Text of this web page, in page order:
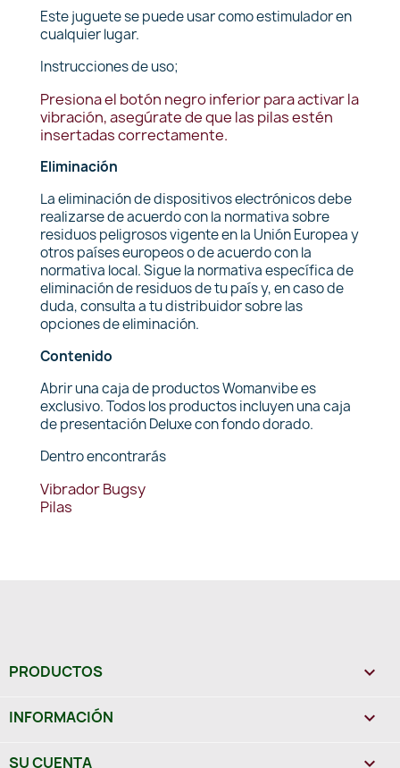
Este juguete se puede usar como estimulador en
cualquier lugar.
Instrucciones de uso;
Presiona el botón negro inferior para activar la
vibración, asegúrate de que las pilas estén
insertadas correctamente.
Eliminación
La eliminación de dispositivos electrónicos debe
realizarse de acuerdo con la normativa sobre
residuos peligrosos vigente en la Unión Europea y
otros países europeos o de acuerdo con la
normativa local. Sigue la normativa específica de
eliminación de residuos de tu país y, en caso de
duda, consulta a tu distribuidor sobre las
opciones de eliminación.
Contenido
Abrir una caja de productos Womanvibe es
exclusivo. Todos los productos incluyen una caja
de presentación Deluxe con fondo dorado.
Dentro encontrarás
Vibrador Bugsy
Pilas
PRODUCTOS 
INFORMACIÓN 
SU CUENTA 